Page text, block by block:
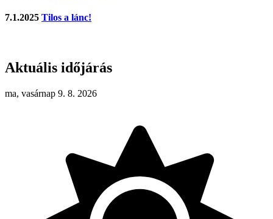
7.1.2025 Tilos a lánc!
Aktuális időjárás
ma, vasárnap 9. 8. 2026